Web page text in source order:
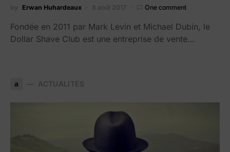
by Erwan Huhardeaux 8 août 2017 One comment
Fondée en 2011 par Mark Levin et Michael Dubin, le
Dollar Shave Club est une entreprise de vente…
a ACTUALITÉS